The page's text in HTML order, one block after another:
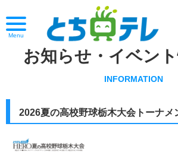
Menu
お知らせ・イベン
INFORMATION
2026夏の高校野球栃木大会トーナメ